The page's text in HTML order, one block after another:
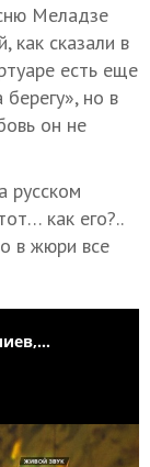
Меладзе
как сказали в
есть еще
но в
он не
русском
как его?..
в жюри все